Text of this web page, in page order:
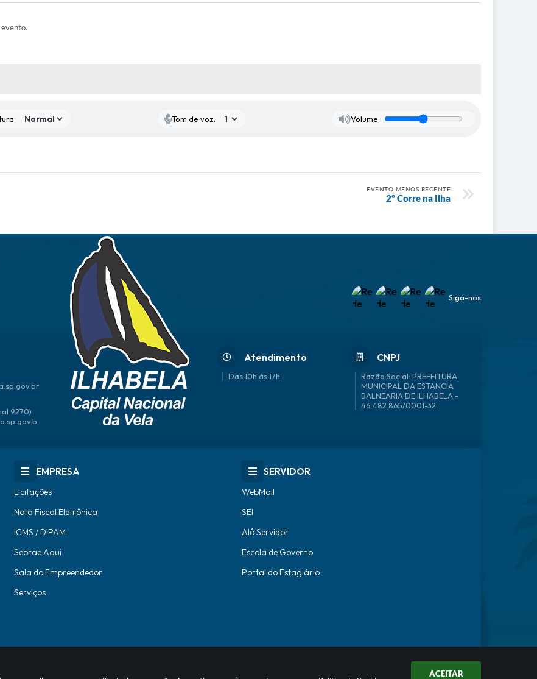
ACEITAR
Tom de voz: Volume
EVENTO MENOS RECENTE
2º Corre na Ilha
9270)
Atendimento
Das 10h às 17h
CNPJ
46.482.865/0001-32
Siga-nos
EMPRESA
Licitações
Nota Fiscal Eletrônica
ICMS / DIPAM
Sebrae Aqui
Sala do Empreendedor
Serviços
SERVIDOR
WebMail
SEI
Alô Servidor
Escola de Governo
Portal do Estagiário